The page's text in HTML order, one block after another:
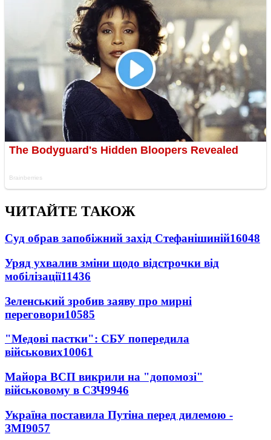
ЧИТАЙТЕ ТАКОЖ
Суд обрав запобіжний захід Стефанішиній16048
Уряд ухвалив зміни щодо відстрочки від
мобілізації11436
Зеленський зробив заяву про мирні
переговори10585
"Медові пастки": СБУ попередила
військових10061
Майора ВСП викрили на "допомозі"
військовому в СЗЧ9946
Україна поставила Путіна перед дилемою -
ЗМІ9057